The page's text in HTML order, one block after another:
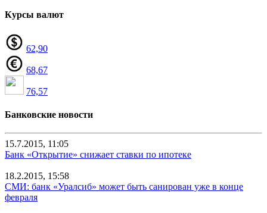
Курсы валют
62,90
68,67
76,57
Банковские новости
15.7.2015, 11:05
Банк «Открытие» снижает ставки по ипотеке
18.2.2015, 15:58
СМИ: банк «Уралсиб» может быть санирован уже в конце
февраля